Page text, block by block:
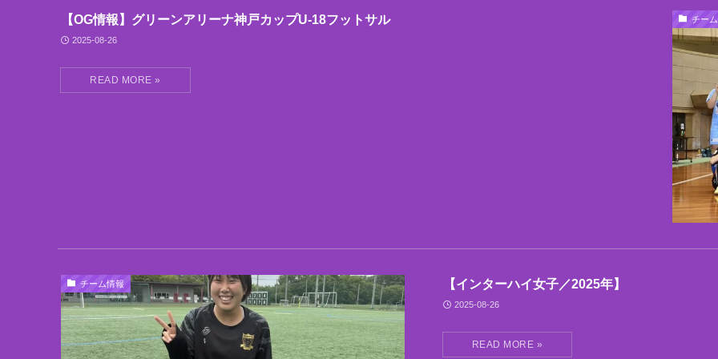
チー
【OG情報】グリーンアリーナ神戸カップU-18フットサル
2025-08-26
チーム情報 【インターハイ女子／2025年】
2025-08-26